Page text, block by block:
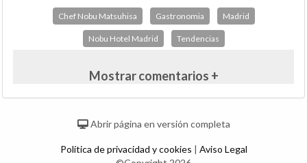
Chef Nobu Matsuhisa Gastronomia Madrid
Nobu Hotel Madrid Tendencias
Mostrar comentarios +
Abrir página en versión completa
Política de privacidad y cookies | Aviso Legal